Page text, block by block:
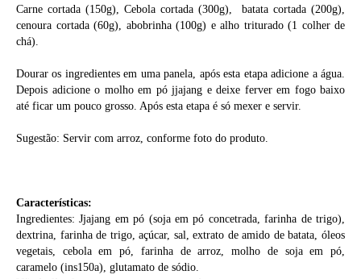
Carne cortada (150g), Cebola cortada (300g), batata cortada (200g),
cenoura cortada (60g), abobrinha (100g) e alho triturado (1 colher de
chá).
Dourar os ingredientes em uma panela, após esta etapa adicione a água.
Depois adicione o molho em pó jjajang e deixe ferver em fogo baixo
até ficar um pouco grosso. Após esta etapa é só mexer e servir.
Sugestão: Servir com arroz, conforme foto do produto.
Características:
Ingredientes: Jjajang em pó (soja em pó concetrada, farinha de trigo),
dextrina, farinha de trigo, açúcar, sal, extrato de amido de batata, óleos
vegetais, cebola em pó, farinha de arroz, molho de soja em pó,
caramelo (ins150a), glutamato de sódio.